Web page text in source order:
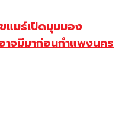
แมร์เปิดมุมมอง
าจมีมาก่อนกำแพงนคร